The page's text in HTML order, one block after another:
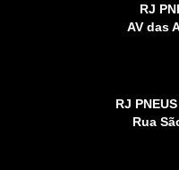
RJ
AV das
RJ
Rua